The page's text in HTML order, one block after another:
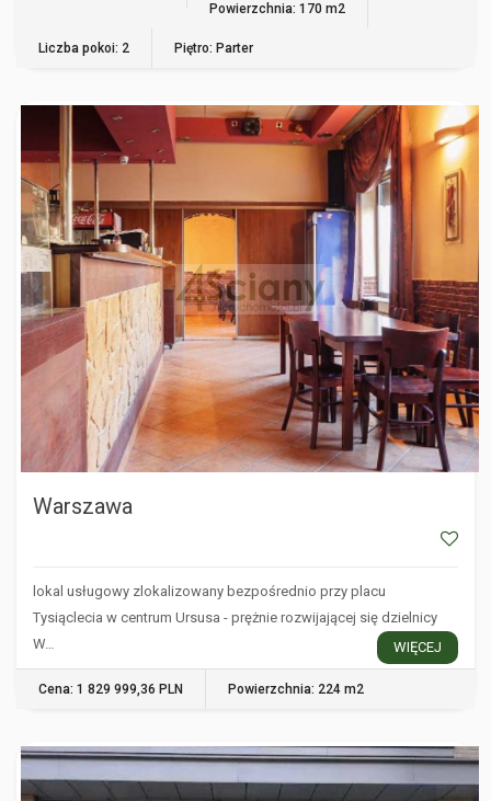
Powierzchnia: 170 m2
Liczba pokoi: 2 Piętro: Parter
WARSZAWA
Warszawa
lokal usługowy zlokalizowany bezpośrednio przy placu
Tysiąclecia w centrum Ursusa - prężnie rozwijającej się dzielnicy
W…
WIĘCEJ
Cena: 1 829 999,36 PLN Powierzchnia: 224 m2
WARSZAWA